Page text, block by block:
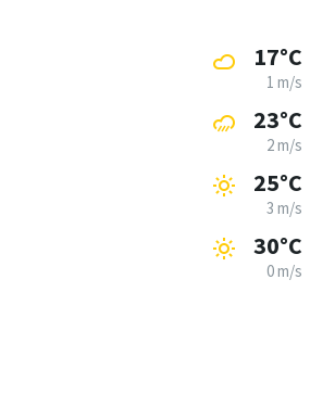
17°C
1 m/s
23°C
2 m/s
25°C
3 m/s
30°C
0 m/s